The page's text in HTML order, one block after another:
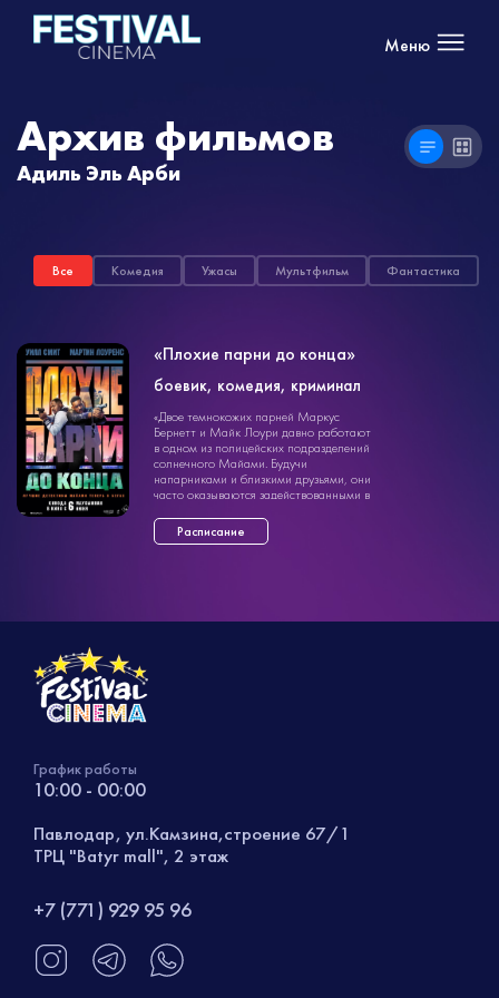
Меню
Архив фильмов
Адиль Эль Арби
Все Комедия Ужасы Мультфильм Фантастика
боевик
1ч. 50мин.
16+
«Плохие парни до конца»
боевик, комедия, криминал
«Двое темнокожих парней Маркус
Бернетт и Майк Лоури давно работают
в одном из полицейских подразделений
солнечного Майами. Будучи
напарниками и близкими друзьями, они
часто оказываются задействованными в
необычных дел. Х ...»
Расписание
График работы
10:00 - 00:00
Павлодар, ул.Камзина,строение 67/1
ТРЦ "Batyr mall", 2 этаж
+7 (771) 929 95 96